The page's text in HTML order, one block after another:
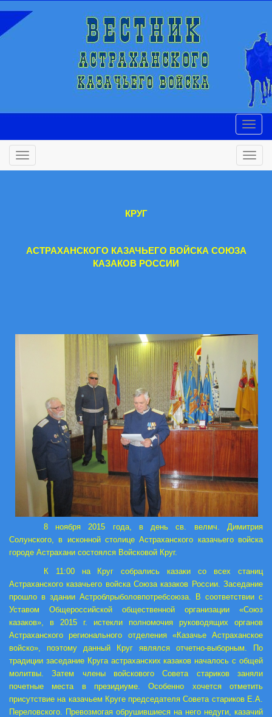
КРУГ
АСТРАХАНСКОГО КАЗАЧЬЕГО ВОЙСКА СОЮЗА
КАЗАКОВ РОССИИ
8 ноября 2015 года, в день св. велмч. Димитрия
Солунского, в исконной столице Астраханского казачьего войска
городе Астрахани состоялся Войсковой Круг.
К 11:00 на Круг собрались казаки со всех станиц
Астраханского казачьего войска Союза казаков России. Заседание
прошло в здании Астроблрыболовпотребсоюза. В соответствии с
Уставом Общероссийской общественной организации «Союз
казаков», в 2015 г. истекли полномочия руководящих органов
Астраханского регионального отделения «Казачье Астраханское
войско», поэтому данный Круг являлся отчетно-выборным. По
традиции заседание Круга астраханских казаков началось с общей
молитвы. Затем члены войскового Совета стариков заняли
почетные места в президиуме. Особенно хочется отметить
присутствие на казачьем Круге председателя Совета стариков Е.А.
Переловского. Превозмогая обрушившиеся на него недуги, казачий